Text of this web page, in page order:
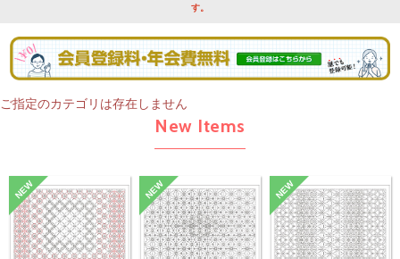
す。
ご指定のカテゴリは存在しません
New Items
NEW NEW NEW